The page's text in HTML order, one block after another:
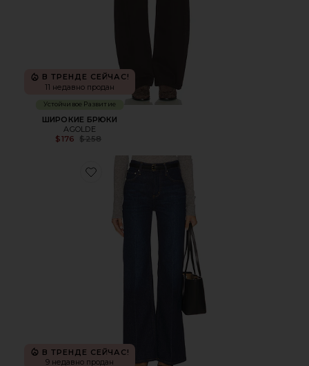
В ТРЕНДЕ СЕЙЧАС!
11 недавно продан
Устойчивое Развитие
ШИРОКИЕ БРЮКИ
AGOLDE
$176
Previous price:
$258
Favorite С КЛЁШЕМ KIMBERLY 70S
В ТРЕНДЕ СЕЙЧАС!
9 недавно продан